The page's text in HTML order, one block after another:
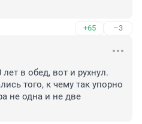
+65 –3
в обед, вот и рухнул.
того, к чему так упорно
не одна и не две